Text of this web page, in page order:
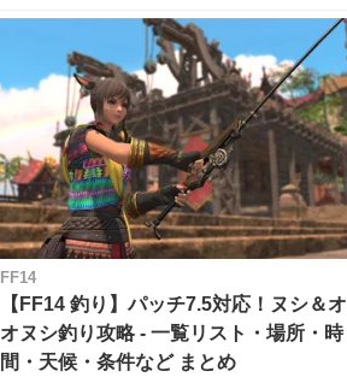
FF14
【FF14 釣り】パッチ7.5対応！ヌシ＆オ
オヌシ釣り攻略 - 一覧リスト・場所・時
間・天候・条件など まとめ